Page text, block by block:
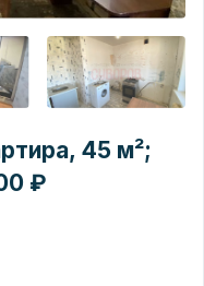
45 м²;
₽